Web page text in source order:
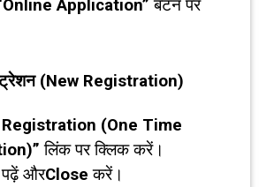
Application” बटन पर
(New Registration)
Registration (One Time
लिंक पर क्लिक करें।
पढ़ें औरClose करें।